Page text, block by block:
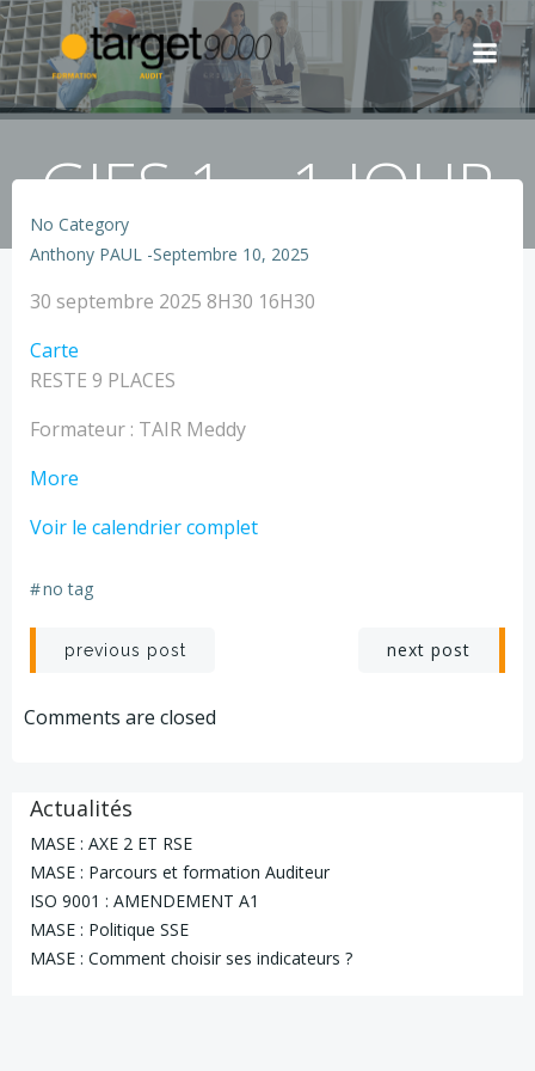
Aller
au
contenu
GIES 1 – 1 JOUR
No Category
Anthony PAUL -Septembre 10, 2025
GIES
-
1
JOUR
30 septembre 2025 8H30 16H30
Carte
-
RESTE 9 PLACES
Formateur : TAIR Meddy
More
1
1
Voir le calendrier complet
#no tag
Navigation
de
previous post
Navigation
next post
Comments are closed
Actualités
MASE : AXE 2 ET RSE
MASE : Parcours et formation Auditeur
ISO 9001 : AMENDEMENT A1
MASE : Politique SSE
MASE : Comment choisir ses indicateurs ?